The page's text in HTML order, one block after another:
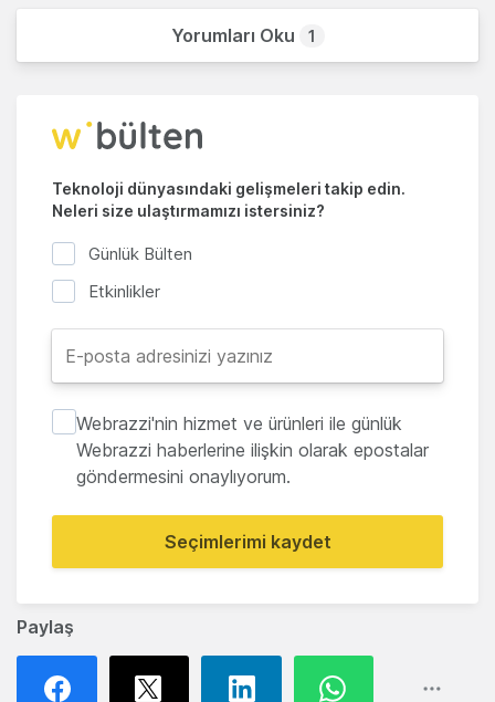
Paylaş
Yorumları Oku 1
Teknoloji dünyasındaki gelişmeleri takip edin.
Neleri size ulaştırmamızı istersiniz?
Günlük Bülten
Etkinlikler
Webrazzi'nin hizmet ve ürünleri ile günlük
Webrazzi haberlerine ilişkin olarak epostalar
göndermesini onaylıyorum.
Seçimlerimi kaydet